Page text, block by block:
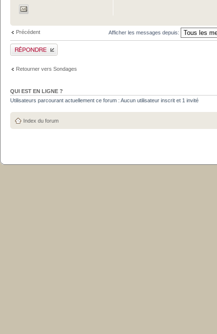
Précédent Afficher les messages depuis:
Publier une réponse
Retourner vers Sondages
QUI EST EN LIGNE ?
Utilisateurs parcourant actuellement ce forum : Aucun utilisateur inscrit et 1 invité
Index du forum